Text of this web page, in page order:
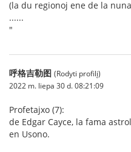
(la du regionoj ene de la
......
"
呼格吉勒图 (Rodyti profilį)
2022 m. liepa 30 d. 08:21:09
Profetajxo (7):
de Edgar Cayce, la fama
en Usono.